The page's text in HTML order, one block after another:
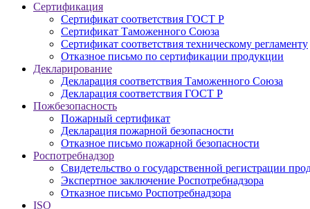
Сертификация
Сертификат соответствия ГОСТ Р
Сертификат Таможенного Союза
Сертификат соответствия техническому регламенту
Отказное письмо по сертификации продукции
Декларирование
Декларация соответствия Таможенного Союза
Декларация соответствия ГОСТ Р
Пожбезопасность
Пожарный сертификат
Декларация пожарной безопасности
Отказное письмо пожарной безопасности
Роспотребнадзор
Свидетельство о государственной регистрации
Экспертное заключение Роспотребнадзора
Отказное письмо Роспотребнадзора
ISO